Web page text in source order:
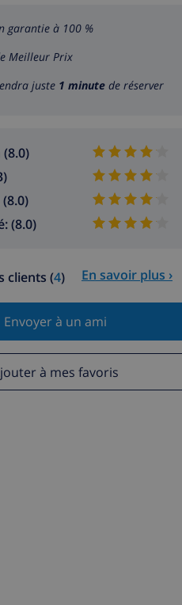
garantie à 100 %
Meilleur Prix
juste 1 minute de réserver
(8.0)
clients (4) En savoir plus ›
Envoyer à un ami
à mes favoris